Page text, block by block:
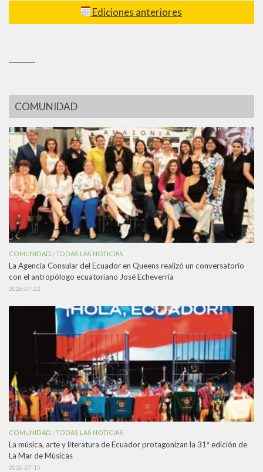
Ediciones anteriores
COMUNIDAD
COMUNIDAD /TODAS LAS NOTICIAS
La Agencia Consular del Ecuador en Queens realizó un conversatorio
con el antropólogo ecuatoriano José Echeverría
2026-07-22
COMUNIDAD /TODAS LAS NOTICIAS
La música, arte y literatura de Ecuador protagonizan la 31ª edición de
La Mar de Músicas
2026-07-15